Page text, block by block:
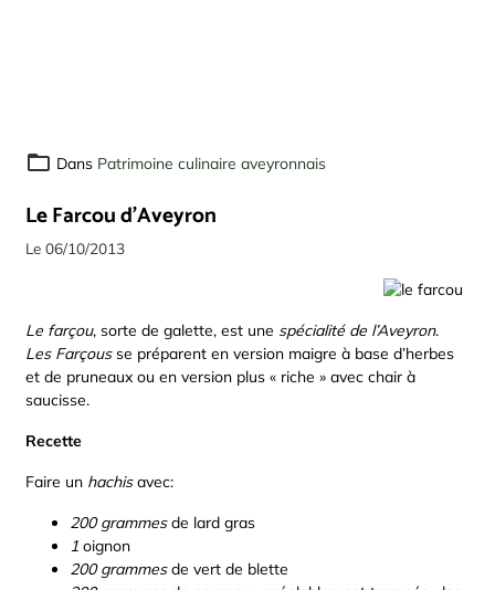
Dans Patrimoine culinaire aveyronnais
Le Farcou d'Aveyron
Le 06/10/2013
Le farçou, sorte de galette, est une spécialité de l’Aveyron.
Les Farçousse préparent en version maigre à base d’herbes
et de pruneaux ou en version plus « riche » avec chair à
saucisse.
Recette
Faire un hachisavec:
200 grammesde lard gras
1 oignon
200 grammesde vert de blette